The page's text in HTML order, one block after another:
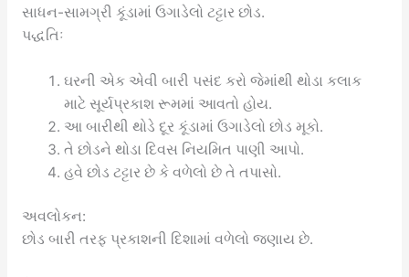
સાધન-સામગ્રી કૂંડામાં ઉગાડેલો ટટ્ટાર છોડ.
પદ્ધતિઃ
ઘરની એક એવી બારી પસંદ કરો જેમાંથી થોડા કલાક
માટે સૂર્યપ્રકાશ રૂમમાં આવતો હોય.
આ બારીથી થોડે દૂર કૂંડામાં ઉગાડેલો છોડ મૂકો.
તે છોડને થોડા દિવસ નિયમિત પાણી આપો.
હવે છોડ ટટ્ટાર છે કે વળેલો છે તે તપાસો.
અવલોકન:
છોડ બારી તરફ પ્રકાશની દિશામાં વળેલો જણાય છે.